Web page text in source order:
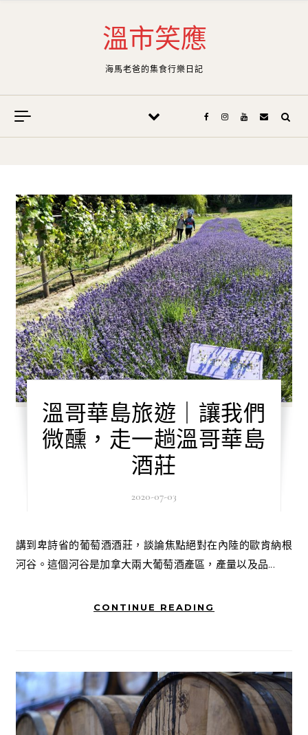
溫市笑應
海馬老爸的集食行樂日記
溫哥華島旅遊｜讓我們
微醺，走一趟溫哥華島
酒莊
2020-07-03
講到卑詩省的葡萄酒酒莊，談論焦點絕對在內陸的歐肯納根
河谷。這個河谷是加拿大兩大葡萄酒產區，產量以及品...
CONTINUE READING